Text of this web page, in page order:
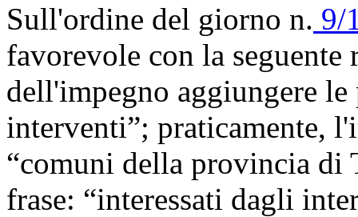
Sull'ordine del giorno n. 9/
favorevole con la
dell'impegno aggiungere le
interventi”; praticamente,
“comuni della provincia di
frase: “interessati dagli